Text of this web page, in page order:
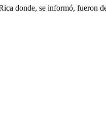
donde, se informó, fueron